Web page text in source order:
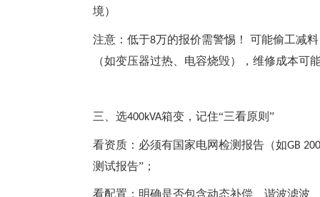
境）
注意：低于8万的报价需警惕！ 可能偷工减
（如变压器过热、电容烧毁），维修成本可
三、选400kVA箱变，记住“三看原则”
看资质：必须有国家电网检测报告（如GB
测试报告”；
看配置：明确是否包含动态补偿、谐波滤波